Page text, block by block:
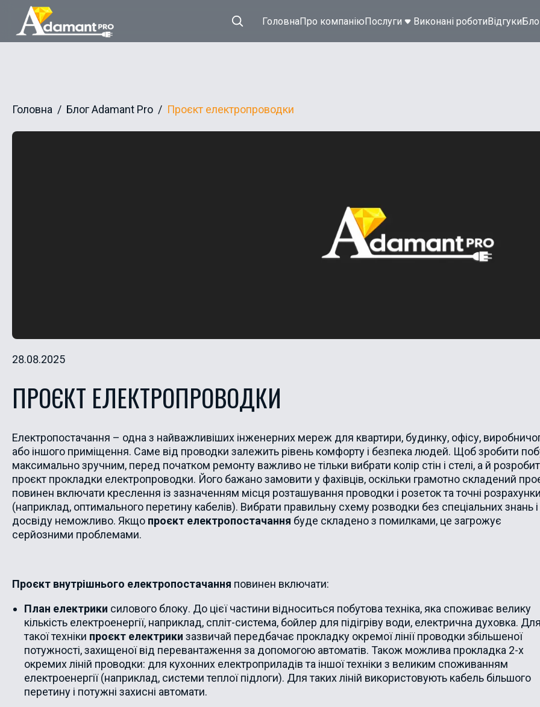
ГоловнаПро компаніюПослуги Виконані роботиВідгуки
Головна Блог Adamant Pro Проєкт електропроводки
28.08.2025
ПРОЄКТ ЕЛЕКТРОПРОВОДКИ
Електропостачання – одна з найважливіших інженерних мереж для квартири, будинку, офісу,
або іншого приміщення. Саме від проводки залежить рівень комфорту і безпека людей. Щоб зробити
максимально зручним, перед початком ремонту важливо не тільки вибрати колір стін і стелі, а й
проєкт прокладки електропроводки. Його бажано замовити у фахівців, оскільки грамотно складений
повинен включати креслення із зазначенням місця розташування проводки і розеток та точні
(наприклад, оптимального перетину кабелів). Вибрати правильну схему розводки без спеціальних знань і
досвіду неможливо. Якщо проєкт електропостачання буде складено з помилками, це загрожує
серйозними проблемами.
Проєкт внутрішнього електропостачання повинен включати:
План електрики силового блоку. До цієї частини відноситься побутова техніка, яка споживає велику
кількість електроенергії, наприклад, спліт-система, бойлер для підігріву води, електрична духовка.
такої техніки проєкт електрики зазвичай передбачає прокладку окремої лінії проводки збільшеної
потужності, захищеної від перевантаження за допомогою автоматів. Також можлива прокладка 2-х
окремих ліній проводки: для кухонних електроприладів та іншої техніки з великим споживанням
електроенергії (наприклад, системи теплої підлоги). Для таких ліній використовують кабель більшого
перетину і потужні захисні автомати.